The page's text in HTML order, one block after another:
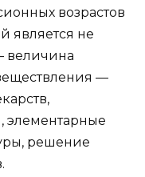
возрастов
является не
величина
—
элементарные
решение